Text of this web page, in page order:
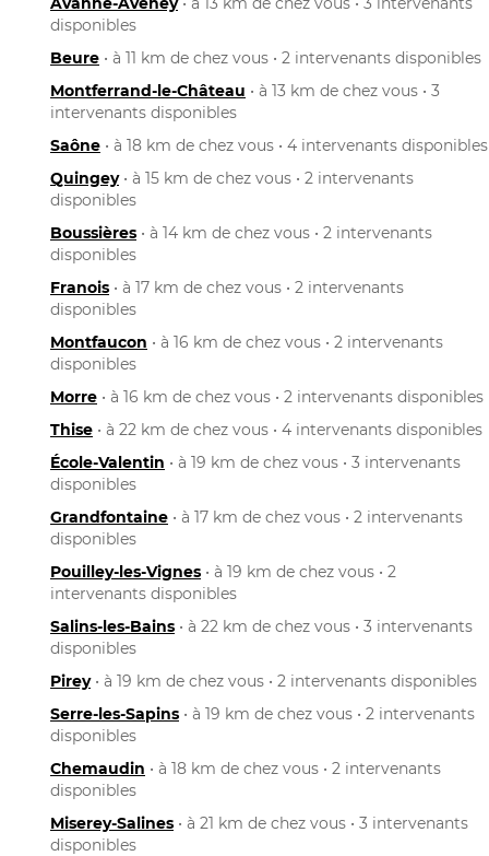
disponibles
Beure • à 11 km de chez vous • 2 intervenants disponibles
Montferrand-le-Château • à 13 km de chez vous • 3
intervenants disponibles
Saône • à 18 km de chez vous • 4 intervenants disponibles
Quingey• à 15 km de chez vous • 2 intervenants
disponibles
Boussières • à 14 km de chez vous • 2 intervenants
disponibles
Franois • à 17 km de chez vous • 2 intervenants
disponibles
Montfaucon • à 16 km de chez vous • 2 intervenants
disponibles
Morre • à 16 km de chez vous • 2 intervenants disponibles
Thise • à 22 km de chez vous • 4 intervenants disponibles
École-Valentin • à 19 km de chez vous • 3 intervenants
disponibles
Grandfontaine • à 17 km de chez vous • 2 intervenants
disponibles
Pouilley-les-Vignes • à 19 km de chez vous • 2
intervenants disponibles
Salins-les-Bains • à 22 km de chez vous • 3 intervenants
disponibles
Pirey• à 19 km de chez vous • 2 intervenants disponibles
Serre-les-Sapins • à 19 km de chez vous • 2 intervenants
disponibles
Chemaudin • à 18 km de chez vous • 2 intervenants
disponibles
Miserey-Salines • à 21 km de chez vous • 3 intervenants
disponibles